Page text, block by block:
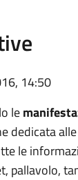
14:50
le
dedicata
le
pallavolo,